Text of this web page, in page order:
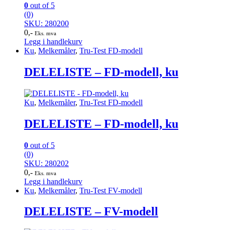
0 out of 5
(0)
SKU: 280200
0,- Eks. mva
Legg i handlekurv
Ku, Melkemåler, Tru-Test FD-modell
DELELISTE – FD-modell, ku
Ku, Melkemåler, Tru-Test FD-modell
DELELISTE – FD-modell, ku
0 out of 5
(0)
SKU: 280202
0,- Eks. mva
Legg i handlekurv
Ku, Melkemåler, Tru-Test FV-modell
DELELISTE – FV-modell